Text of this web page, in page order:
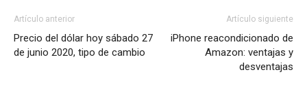
Artículo anterior
Precio del dólar hoy sábado 27
de junio 2020, tipo de cambio
Artículo siguiente
iPhone reacondicionado de
Amazon: ventajas y
desventajas